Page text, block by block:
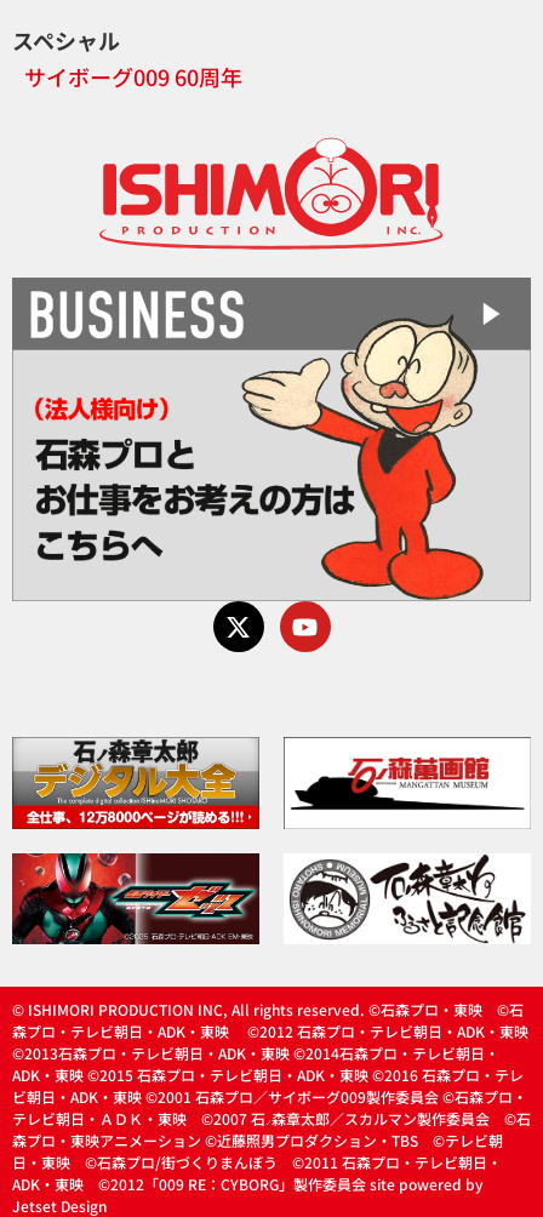
スペシャル
サイボーグ009 60周年
© ISHIMORI PRODUCTION INC, All rights reserved. ©石森プロ・東映 ©石
森プロ・テレビ朝日・ADK・東映 ©2012 石森プロ・テレビ朝日・ADK・東映
©2013石森プロ・テレビ朝日・ADK・東映 ©2014石森プロ・テレビ朝日・
ADK・東映 ©2015 石森プロ・テレビ朝日・ADK・東映 ©2016 石森プロ・テレ
ビ朝日・ADK・東映 ©2001 石森プロ／サイボーグ009製作委員会 ©石森プロ・
テレビ朝日・ＡＤＫ・東映 ©2007 石 ノ森章太郎／スカルマン製作委員会 ©石
森プロ・東映アニメーション ©近藤照男プロダクション・TBS ©テレビ朝
日・東映 ©石森プロ/街づくりまんぼう ©2011 石森プロ・テレビ朝日・
ADK・東映 ©2012「009 RE：CYBORG」製作委員会 site powered by
Jetset Design